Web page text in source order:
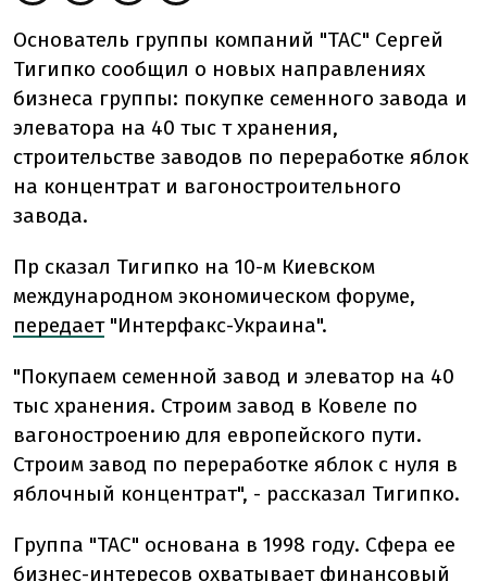
Основатель группы компаний "ТАС" Сергей
Тигипко сообщил о новых направлениях
бизнеса группы: покупке семенного завода и
элеватора на 40 тыс т хранения,
строительстве заводов по переработке яблок
на концентрат и вагоностроительного
завода.
Пр сказал Тигипко на 10-м Киевском
международном экономическом форуме,
передает"Интерфакс-Украина".
"Покупаем семенной завод и элеватор на 40
тыс хранения. Строим завод в Ковеле по
вагоностроению для европейского пути.
Строим завод по переработке яблок с нуля в
яблочный концентрат", - рассказал Тигипко.
Группа "ТАС" основана в 1998 году. Сфера ее
бизнес-интересов охватывает финансовый